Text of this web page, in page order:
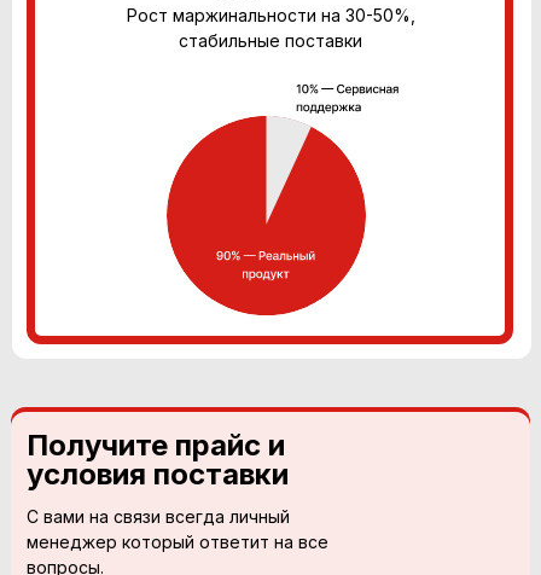
Рост маржинальности на 30-50%,
стабильные поставки
Получите прайс и
условия поставки
С вами на связи всегда личный
менеджер который ответит на все
вопросы.